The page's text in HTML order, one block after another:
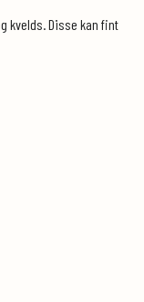
kvelds. Disse kan fint